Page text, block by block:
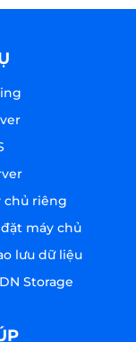
chủ riêng
máy chủ
lưu dữ liệu
Storage